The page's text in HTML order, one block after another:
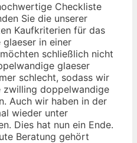
Checkliste
Sie die unserer
Kaufkriterien für das
in einer
schließlich nicht
glaeser
schlecht, sodass wir
zwilling doppelwandige
Auch wir haben in der
wieder unter
Dies hat nun ein Ende.
Beratung gehört